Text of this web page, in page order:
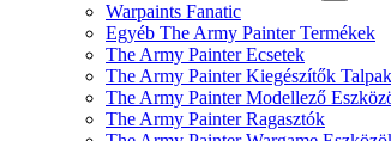
Warpaints Fanatic
Egyéb The Army Painter Termékek
The Army Painter Ecsetek
The Army Painter Kiegészítők
The Army Painter Modellező
The Army Painter Ragasztók